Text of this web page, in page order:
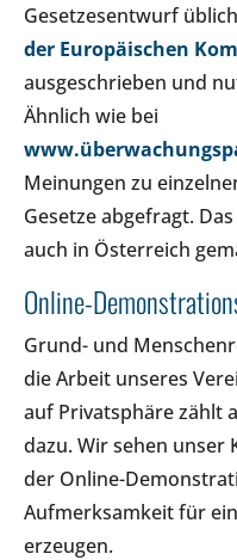
Gesetzesentwurf
der Europäischen
ausgeschrieben und
Ähnlich wie bei
Meinungen zu
Gesetze abgefragt.
auch in Österreich
Online-
Grund- und
die Arbeit unseres
auf Privatsphäre zählt
dazu. Wir sehen unser
der Online-
Aufmerksamkeit für
erzeugen.